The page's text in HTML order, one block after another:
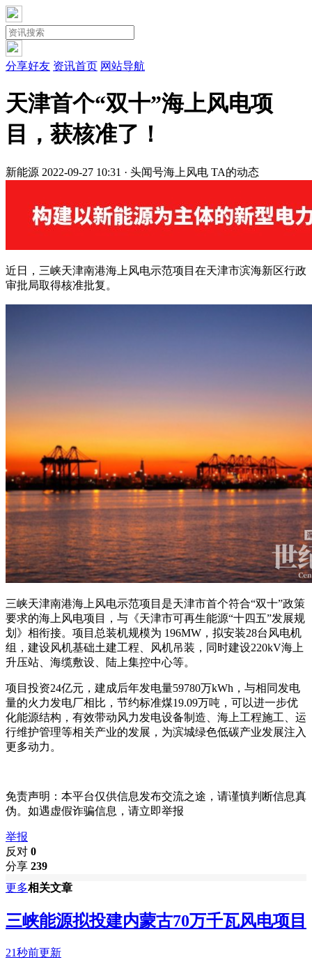
分享好友 资讯首页 网站导航
天津首个“双十”海上风电项
目，获核准了！
新能源 2022-09-27 10:31 · 头闻号海上风电 TA的动态
近日，三峡天津南港海上风电示范项目在天津市滨海新区行政
审批局取得核准批复。
三峡天津南港海上风电示范项目是天津市首个符合“双十”政策
要求的海上风电项目，与《天津市可再生能源“十四五”发展规
划》相衔接。项目总装机规模为 196MW，拟安装28台风电机
组，建设风机基础土建工程、风机吊装，同时建设220kV海上
升压站、海缆敷设、陆上集控中心等。
项目投资24亿元，建成后年发电量59780万kWh，与相同发电
量的火力发电厂相比，节约标准煤19.09万吨，可以进一步优
化能源结构，有效带动风力发电设备制造、海上工程施工、运
行维护管理等相关产业的发展，为滨城绿色低碳产业发展注入
更多动力。
免责声明：本平台仅供信息发布交流之途，请谨慎判断信息真
伪。如遇虚假诈骗信息，请立即举报
举报
反对 0
分享 239
更多相关文章
三峡能源拟投建内蒙古70万千瓦风电项目
21秒前更新